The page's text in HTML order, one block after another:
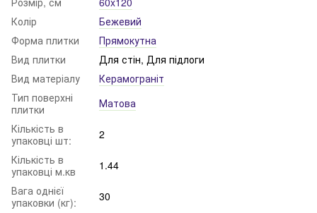
Колір
Бежевий
Форма плитки
Прямокутна
Вид плитки
Для стін, Для підлоги
Вид матеріалу
Керамограніт
Тип поверхні
плитки
Матова
Кількість в
упаковці шт:
2
Кількість в
упаковці м.кв
1.44
Вага однієї
упаковки (кг):
30